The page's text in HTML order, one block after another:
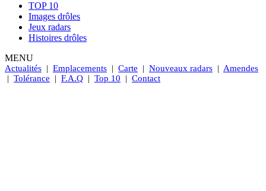
TOP 10
Images drôles
Jeux radars
Histoires drôles
MENU
Actualités | Emplacements | Carte | Nouveaux radars | Amendes
| Tolérance | F.A.Q | Top 10 | Contact